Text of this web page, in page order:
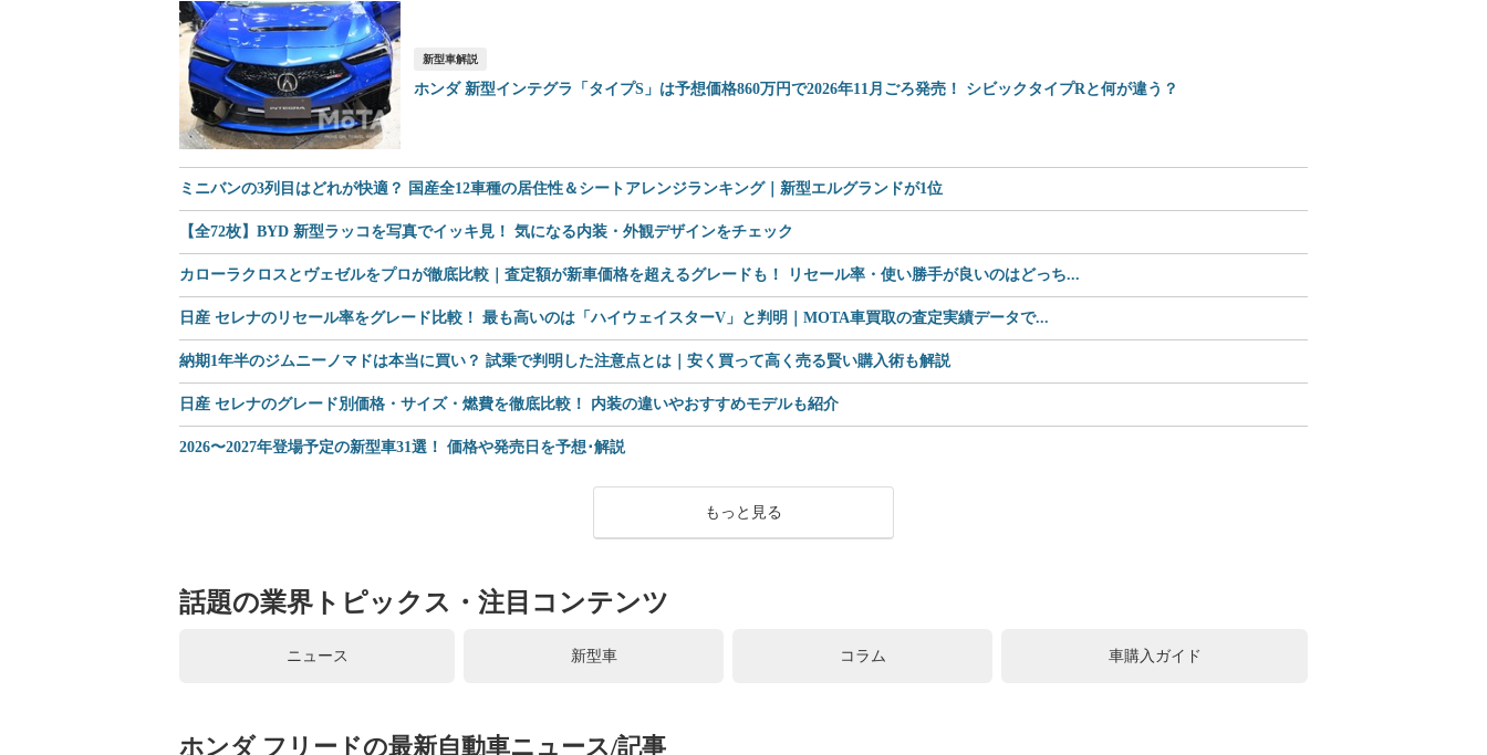
新型車解説
ホンダ 新型インテグラ「タイプS」は予想価格860万円で2026年11月ごろ発売！ シビックタイプRと何が違う？
ミニバンの3列目はどれが快適？ 国産全12車種の居住性＆シートアレンジランキング｜新型エルグランドが1位
【全72枚】BYD 新型ラッコを写真でイッキ見！ 気になる内装・外観デザインをチェック
カローラクロスとヴェゼルをプロが徹底比較｜査定額が新車価格を超えるグレードも！ リセール率・使い勝手が良いのはどっち...
日産 セレナのリセール率をグレード比較！ 最も高いのは「ハイウェイスターV」と判明｜MOTA車買取の査定実績データで...
納期1年半のジムニーノマドは本当に買い？ 試乗で判明した注意点とは｜安く買って高く売る賢い購入術も解説
日産 セレナのグレード別価格・サイズ・燃費を徹底比較！ 内装の違いやおすすめモデルも紹介
2026〜2027年登場予定の新型車31選！ 価格や発売日を予想･解説
もっと見る
話題の業界トピックス・注目コンテンツ
ニュース 新型車 コラム 車購入ガイド
ホンダ フリードの最新自動車ニュース/記事